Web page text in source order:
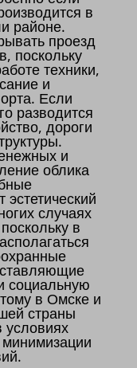
в
районе.
проезд
поскольку
техники,
и
Если
разводится
дороги
и
облика
случаях
в
социальную
в Омске и
страны
условиях